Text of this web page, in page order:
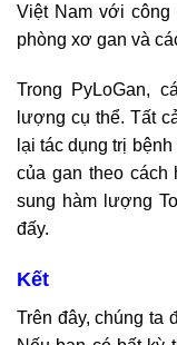
Việt Nam với công
phòng xơ gan và
Trong PyLoGan,
lượng cụ thể. Tất
lại tác dụng trị
của gan theo cách
sung hàm lượng
đấy.
Kết
Trên đây, chúng ta